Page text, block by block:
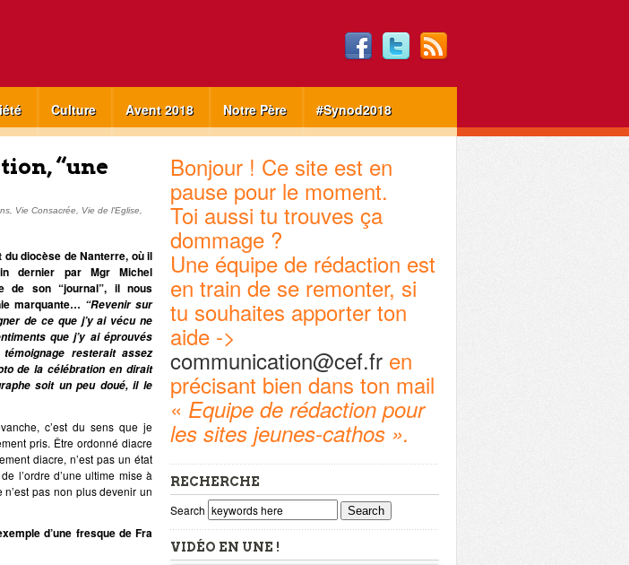
Culture Avent 2018 Notre Père #Synod2018
“une
Vie Consacrée Vie de l'Eglise
diocèse de Nanterre, où il
dernier par Mgr Michel
de son “journal”, il nous
marquante… “Revenir sur
de ce que j’y ai vécu ne
que j’y ai éprouvés
resterait assez
de la célébration en dirait
soit un peu doué, il le
c’est du sens que je
pris. Être ordonné diacre
diacre, n’est pas un état
l’ordre d’une ultime mise à
pas non plus devenir un
d’une fresque de Fra
Bonjour ! Ce site est en
pause pour le moment.
Toi aussi tu trouves ça
dommage ?
Une équipe de rédaction est
en train de se remonter, si
tu souhaites apporter ton
aide ->
communication@cef.fr en
précisant bien dans ton mail
« Equipe de rédaction pour
les sites jeunes-cathos ».
RECHERCHE
Search Search
VIDÉO EN UNE !